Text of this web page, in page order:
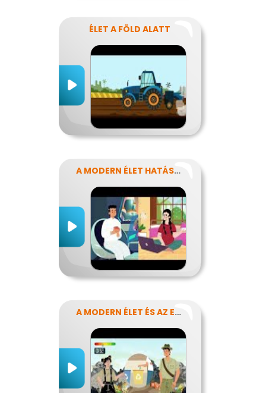
ÉLET A FÖLD ALATT
A MODERN ÉLET HATÁSA AZ ERŐFORRÁSAINK FELHASZNÁLÁSÁRA
A MODERN ÉLET ÉS AZ ENERGIA